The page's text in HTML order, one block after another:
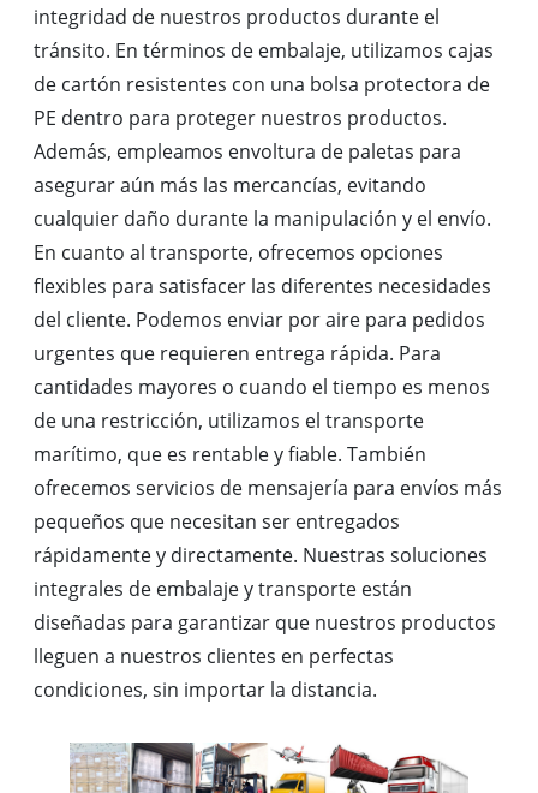
integridad de nuestros productos durante el
tránsito. En términos de embalaje, utilizamos cajas
de cartón resistentes con una bolsa protectora de
PE dentro para proteger nuestros productos.
Además, empleamos envoltura de paletas para
asegurar aún más las mercancías, evitando
cualquier daño durante la manipulación y el envío.
En cuanto al transporte, ofrecemos opciones
flexibles para satisfacer las diferentes necesidades
del cliente. Podemos enviar por aire para pedidos
urgentes que requieren entrega rápida. Para
cantidades mayores o cuando el tiempo es menos
de una restricción, utilizamos el transporte
marítimo, que es rentable y fiable. También
ofrecemos servicios de mensajería para envíos más
pequeños que necesitan ser entregados
rápidamente y directamente. Nuestras soluciones
integrales de embalaje y transporte están
diseñadas para garantizar que nuestros productos
lleguen a nuestros clientes en perfectas
condiciones, sin importar la distancia.